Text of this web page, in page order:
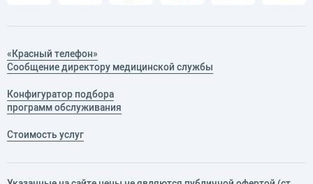
«Красный телефон»
Сообщение директору медицинской службы
Конфигуратор подбора
программ обслуживания
Стоимость услуг